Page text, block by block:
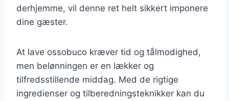
derhjemme, vil denne ret helt sikkert imponere
dine gæster.
At lave ossobuco kræver tid og tålmodighed,
men belønningen er en lækker og
tilfredsstillende middag. Med de rigtige
ingredienser og tilberedningsteknikker kan du